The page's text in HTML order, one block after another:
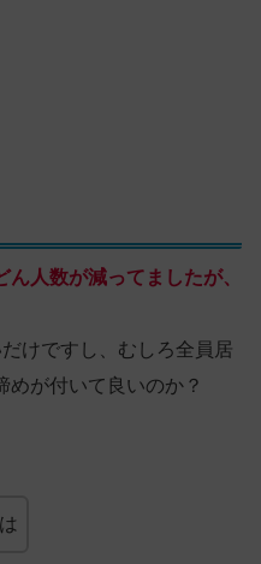
ん人数が減ってましたが、
けですし、むしろ全員居
めが付いて良いのか？